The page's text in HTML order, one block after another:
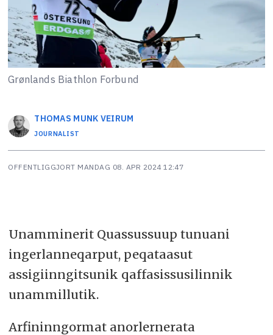
Grønlands Biathlon Forbund
THOMAS MUNK VEIRUM
JOURNALIST
OFFENTLIGGJORT MANDAG 08. APR 2024 12:47
Unamminerit Quassussuup tunuani
ingerlanneqarput, peqataasut
assigiinngitsunik qaffasissusilinnik
unammillutik.
Arfininngormat anorlernerata